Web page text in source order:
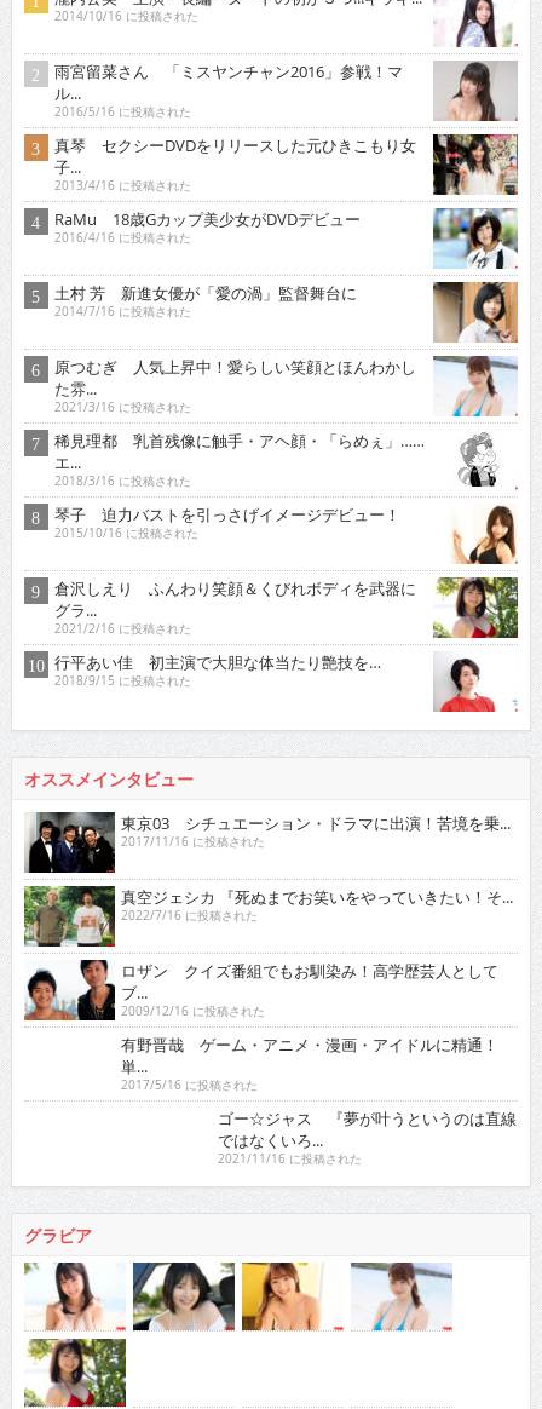
2014/10/16 に投稿された
雨宮留菜さん 「ミスヤンチャン2016」参戦！マ
ル...
2016/5/16 に投稿された
真琴 セクシーDVDをリリースした元ひきこもり女
子...
2013/4/16 に投稿された
RaMu 18歳Gカップ美少女がDVDデビュー
2016/4/16 に投稿された
土村 芳 新進女優が「愛の渦」監督舞台に
2014/7/16 に投稿された
原つむぎ 人気上昇中！愛らしい笑顔とほんわかし
た雰...
2021/3/16 に投稿された
稀見理都 乳首残像に触手・アヘ顔・「らめぇ」……
エ...
2018/3/16 に投稿された
琴子 迫力バストを引っさげイメージデビュー！
2015/10/16 に投稿された
倉沢しえり ふんわり笑顔＆くびれボディを武器に
グラ...
2021/2/16 に投稿された
行平あい佳 初主演で大胆な体当たり艶技を…
2018/9/15 に投稿された
オススメインタビュー
東京03 シチュエーション・ドラマに出演！苦境を乗...
2017/11/16 に投稿された
真空ジェシカ 『死ぬまでお笑いをやっていきたい！そ...
2022/7/16 に投稿された
ロザン クイズ番組でもお馴染み！高学歴芸人として
ブ...
2009/12/16 に投稿された
有野晋哉 ゲーム・アニメ・漫画・アイドルに精通！
単...
2017/5/16 に投稿された
ゴー☆ジャス 『夢が叶うというのは直線
ではなくいろ...
2021/11/16 に投稿された
グラビア